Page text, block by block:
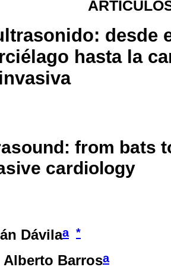
desde
hasta la
from bats
cardiology
Dávilaa *
Alberto Barrosa